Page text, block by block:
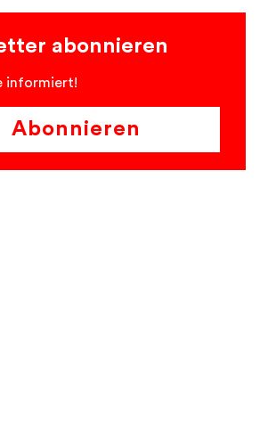
abonnieren
informiert!
Abonnieren